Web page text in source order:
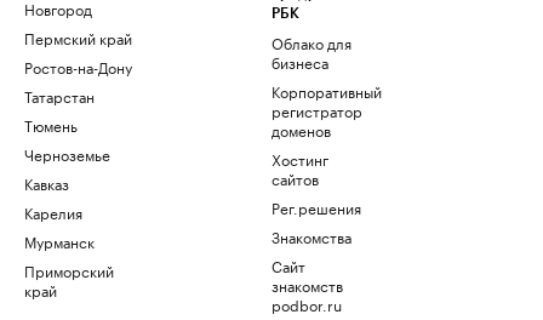
Новгород
Пермский край
Ростов-на-Дону
Татарстан
Тюмень
Черноземье
Кавказ
Карелия
Мурманск
Приморский
край
РБК
Облако для
бизнеса
Корпоративный
регистратор
доменов
Хостинг
сайтов
Рег.решения
Знакомства
Сайт
знакомств
podbor.ru